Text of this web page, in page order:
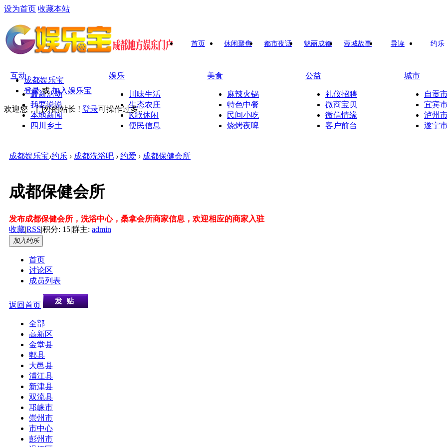
设为首页 收藏本站
成都娱乐宝
登录 或 加入娱乐宝
欢迎您，门外的站长 ! 登录可操作过多..
首页 休闲聚焦 都市夜话 魅丽成都 蓉城故事 导读 约乐
互动
最新活动
我要说说
本地新闻
四川乡土
娱乐
川味生活
生态农庄
K歌休闲
便民信息
美食
麻辣火锅
特色中餐
民间小吃
烧烤夜啤
公益
礼仪招聘
微商宝贝
微信情缘
客户前台
城市
自贡
宜宾
泸州
遂宁
成都娱乐宝›约乐 › 成都洗浴吧 › 约爱 › 成都保健会所
成都保健会所
发布成都保健会所，洗浴中心，桑拿会所商家信息，欢迎相应的商家入驻
收藏|RSS|积分: 15|群主: admin
加入约乐
首页
讨论区
成员列表
返回首页
全部
高新区
金堂县
郫县
大邑县
浦江县
新津县
双流县
邛崃市
崇州市
市中心
彭州市